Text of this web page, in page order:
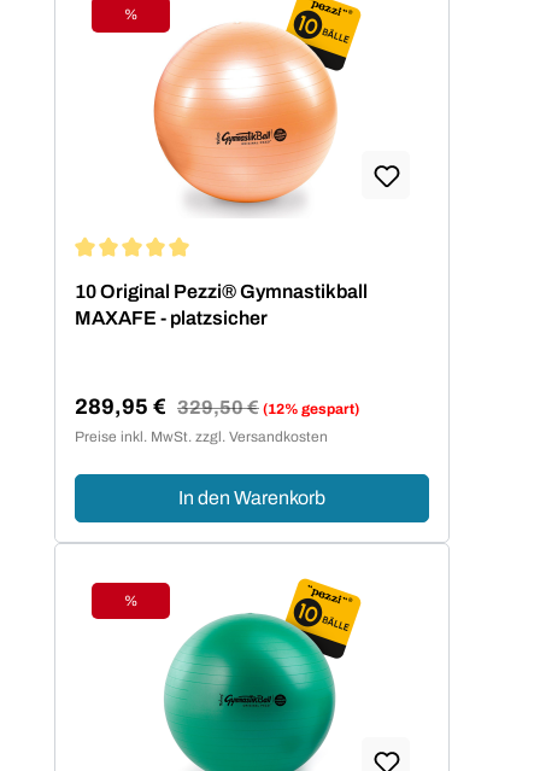
Rabatt
%
10 Original Pezzi® Gymnastikball
MAXAFE - platzsicher
Verkaufspreis:
289,95 € Regulärer Preis:
329,50 € (12% gespart)
Preise inkl. MwSt. zzgl. Versandkosten
In den Warenkorb
Rabatt
%